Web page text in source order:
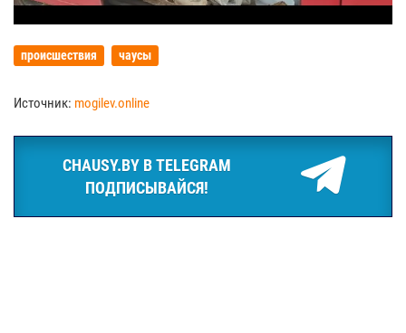
происшествия чаусы
Источник: mogilev.online
CHAUSY.BY В TELEGRAM
ПОДПИСЫВАЙСЯ!